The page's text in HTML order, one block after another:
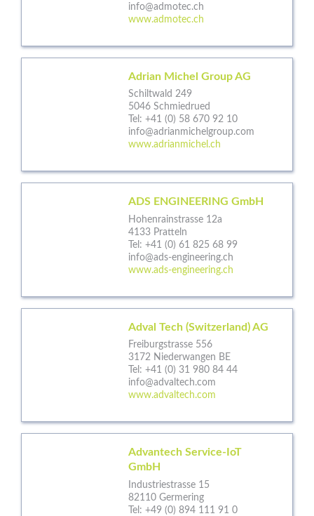
info@admotec.ch
www.admotec.ch
Adrian Michel Group AG
Schiltwald 249
5046 Schmiedrued
Tel: +41 (0) 58 670 92 10
info@adrianmichelgroup.com
www.adrianmichel.ch
ADS ENGINEERING GmbH
Hohenrainstrasse 12a
4133 Pratteln
Tel: +41 (0) 61 825 68 99
info@ads-engineering.ch
www.ads-engineering.ch
Adval Tech (Switzerland) AG
Freiburgstrasse 556
3172 Niederwangen BE
Tel: +41 (0) 31 980 84 44
info@advaltech.com
www.advaltech.com
Advantech Service-IoT
GmbH
Industriestrasse 15
82110 Germering
Tel: +49 (0) 894 111 91 0